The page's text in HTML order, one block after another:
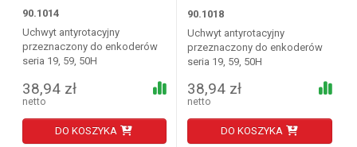
90.1014
Uchwyt antyrotacyjny
przeznaczony do enkoderów
seria 19, 59, 50H
38,94 zł
netto
DO KOSZYKA
90.1018
Uchwyt antyrotacyjny
przeznaczony do enkoderów
seria 19, 59, 50H
38,94 zł
netto
DO KOSZYKA